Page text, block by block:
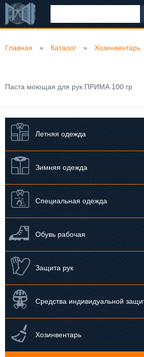
Главная » Каталог » Хозинвентарь
Паста моющая для рук ПРИМА 100 гр
Летняя одежда
Зимняя одежда
Специальная одежда
Обувь рабочая
Защита рук
Средства индивидуальной
Хозинвентарь